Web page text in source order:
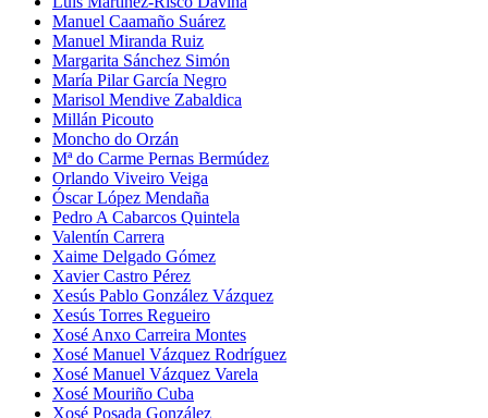
Manuel Caamaño Suárez
Manuel Miranda Ruiz
Margarita Sánchez Simón
María Pilar García Negro
Marisol Mendive Zabaldica
Millán Picouto
Moncho do Orzán
Mª do Carme Pernas Bermúdez
Orlando Viveiro Veiga
Óscar López Mendaña
Pedro A Cabarcos Quintela
Valentín Carrera
Xaime Delgado Gómez
Xavier Castro Pérez
Xesús Pablo González Vázquez
Xesús Torres Regueiro
Xosé Anxo Carreira Montes
Xosé Manuel Vázquez Rodríguez
Xosé Manuel Vázquez Varela
Xosé Mouriño Cuba
Xosé Posada González